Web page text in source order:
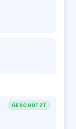
GESCHÜTZT